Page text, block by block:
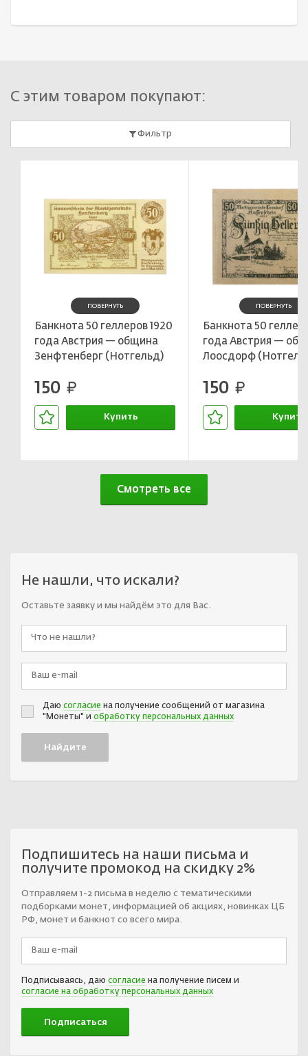
С этим товаром покупают:
Фильтр
ПОВЕРНУТЬ
Банкнота 50 геллеров 1920
года Австрия — община
Зенфтенберг (Нотгельд)
150 руб.
Купить
ПОВЕРНУТЬ
Банкнота 50
года Австрия —
Лоосдорф
150 руб.
Купить
Смотреть все
Не нашли, что искали?
Оставьте заявку и мы найдём это для Вас.
Даю согласие на получение сообщений от магазина
"Монеты" и обработку персональных данных
Подпишитесь на наши письма и
получите промокод на скидку 2%
Отправляем 1-2 письма в неделю с тематическими
подборками монет, информацией об акциях, новинках ЦБ
РФ, монет и банкнот со всего мира.
Подписываясь, даю согласие на получение писем и
согласие на обработку персональных данных